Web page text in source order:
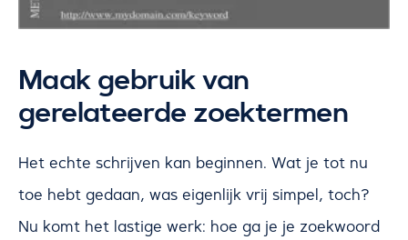
Maak gebruik van
gerelateerde zoektermen
Het echte schrijven kan beginnen. Wat je tot nu
toe hebt gedaan, was eigenlijk vrij simpel, toch?
Nu komt het lastige werk: hoe ga je je zoekwoord